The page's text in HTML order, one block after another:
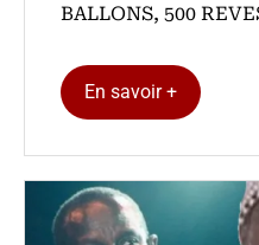
BALLONS, 500
En savoir +